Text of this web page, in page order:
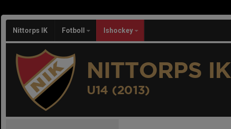
Nittorps IK Fotboll Ishockey
NITTORPS IK
U14 (2013)